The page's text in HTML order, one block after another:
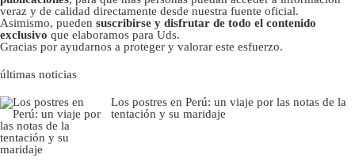
veraz y de calidad directamente desde nuestra fuente oficial.
Asimismo, pueden suscribirse y disfrutar de todo el contenido
exclusivo que elaboramos para Uds.
Gracias por ayudarnos a proteger y valorar este esfuerzo.
últimas noticias
Los postres en Perú: un viaje por las notas de la
tentación y su maridaje